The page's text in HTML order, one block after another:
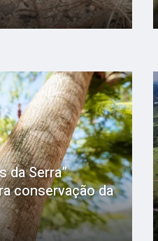
da Serra”
conservação da